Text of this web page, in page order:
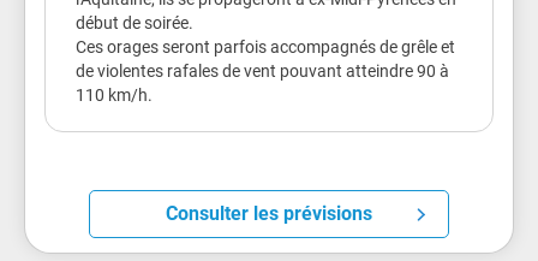
début de soirée.
Ces orages seront parfois accompagnés de grêle et
de violentes rafales de vent pouvant atteindre 90 à
110 km/h.
Consulter les prévisions